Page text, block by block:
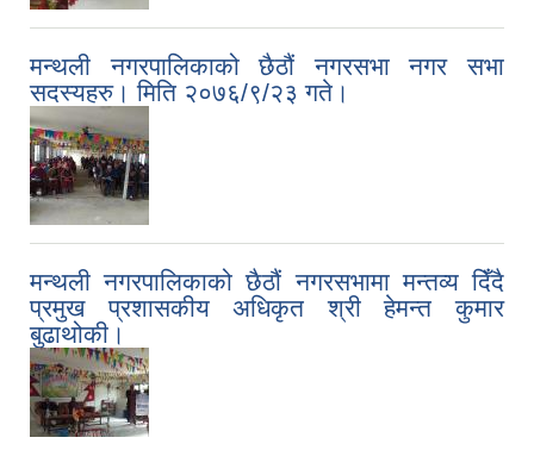
मन्थली नगरपालिकाको छैठौं नगरसभा नगर सभा
सदस्यहरु। मिति २०७६/९/२३ गते।
मन्थली नगरपालिकाको छैठौं नगरसभामा मन्तव्य दिँदै
प्रमुख प्रशासकीय अधिकृत श्री हेमन्त कुमार
बुढाथोकी।